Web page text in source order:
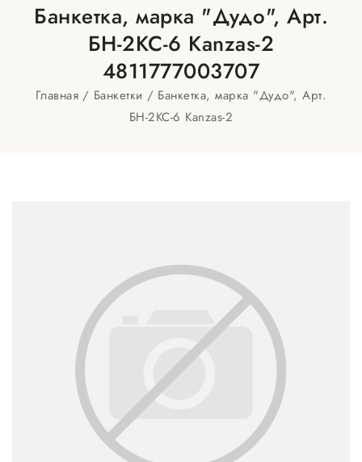
Банкетка, марка "Дудо", Арт.
БН-2КС-6 Kanzas-2
4811777003707
Главная Банкетки
Банкетка, марка "Дудо", Арт.
БН-2КС-6 Kanzas-2